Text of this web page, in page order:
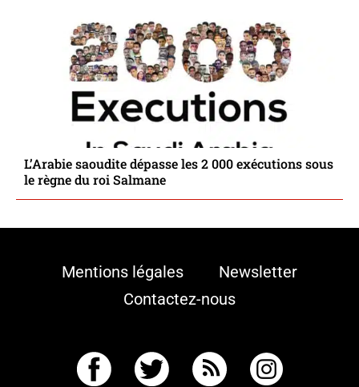
L’Arabie saoudite dépasse les 2 000 exécutions sous
le règne du roi Salmane
Mentions légales
Newsletter
Contactez-nous